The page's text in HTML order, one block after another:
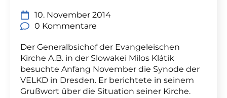
10. November 2014
0 Kommentare
Der Generalbsichof der Evangeleischen
Kirche A.B. in der Slowakei Milos Klátik
besuchte Anfang November die Synode der
VELKD in Dresden. Er berichtete in seinem
Grußwort über die Situation seiner Kirche.